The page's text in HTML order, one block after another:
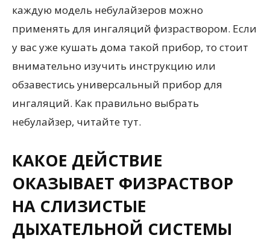
каждую модель небулайзеров можно
применять для ингаляций физраствором. Если
у вас уже кушать дома такой прибор, то стоит
внимательно изучить инструкцию или
обзавестись универсальный прибор для
ингаляций. Как правильно выбрать
небулайзер, читайте тут.
КАКОЕ ДЕЙСТВИЕ
ОКАЗЫВАЕТ ФИЗРАСТВОР
НА СЛИЗИСТЫЕ
ДЫХАТЕЛЬНОЙ СИСТЕМЫ